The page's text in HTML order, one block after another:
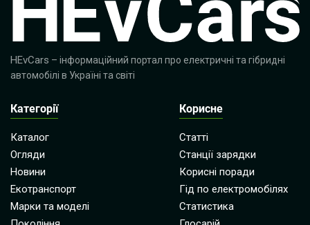
HEvCars – інформаційний портал про електричні та гібридні
автомобілі в Україні та світі
Категорії
Каталог
Огляди
Новини
Екотранспорт
Марки та моделі
Корисне
Статті
Станції зарядки
Корисні поради
Гід по електромобілях
Статистика